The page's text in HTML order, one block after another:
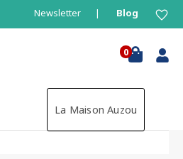
Newsletter Blog
0
La Maison Auzou